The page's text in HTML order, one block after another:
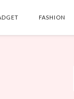
FASHION